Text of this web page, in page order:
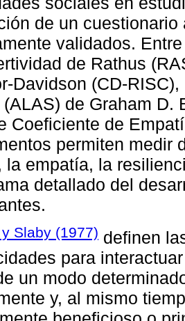
de un
validados.
de Rathus
Davidson (CD-
de Graham D.
Coeficiente de
permiten medir
la empatía, la
detallado del
Slaby (1977) definen
para
un modo
y, al mismo